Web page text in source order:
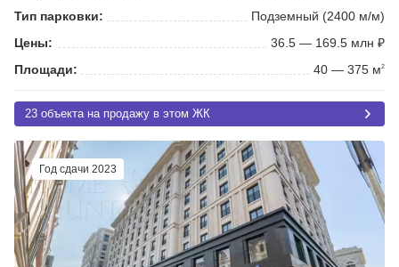
Тип парковки:
Подземный (2400 м/м)
Цены:
36.5 — 169.5 млн ₽
Площади:
40 — 375 м2
23 объекта на продажу в этом ЖК
Год сдачи 2023